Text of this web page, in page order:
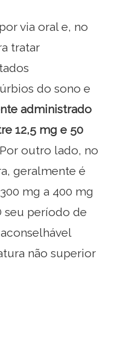
via oral e, no
tratar
do sono e
administrado
12,5 mg e 50
outro lado, no
geralmente é
mg a 400 mg
seu período de
não superior